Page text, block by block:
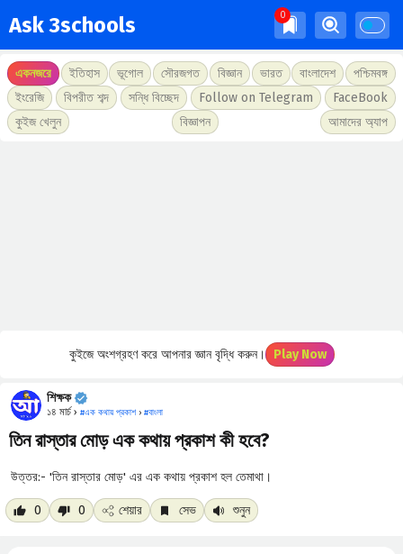
Ask 3schools
একনজরে ইতিহাস ভূগোল সৌরজগত বিজ্ঞান ভারত বাংলাদেশ
পশ্চিমবঙ্গ
ইংরেজি
বিপরীত শব্দ সন্ধি বিচ্ছেদ Follow on Telegram
FaceBook
কুইজ খেলুন
বিজ্ঞাপন আমাদের অ্যাপ
কুইজে অংশগ্রহণ করে আপনার জ্ঞান বৃদ্ধি করুন। Play Now
শিক্ষক
১৪ মার্চ › #এক কথায় প্রকাশ › #বাংলা
তিন রাস্তার মোড় এক কথায় প্রকাশ কী হবে?
উত্তর:- 'তিন রাস্তার মোড়' এর এক কথায় প্রকাশ হল তেমাথা।
0 0 শেয়ার সেভ শুনুন